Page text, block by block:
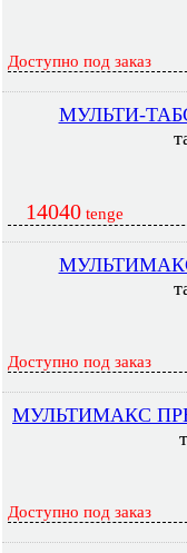
Доступно под заказ
МУЛЬТИ-
14040 tenge
МУЛЬТИМАКС
Доступно под заказ
МУЛЬТИМАКС
Доступно под заказ